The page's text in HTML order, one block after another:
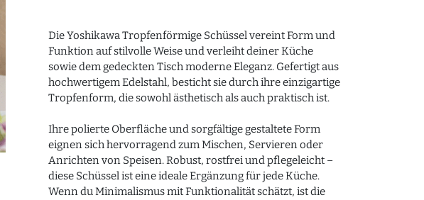
Die Yoshikawa Tropfenförmige Schüssel vereint Form und
Funktion auf stilvolle Weise und verleiht deiner Küche
sowie dem gedeckten Tisch moderne Eleganz. Gefertigt aus
hochwertigem Edelstahl, besticht sie durch ihre einzigartige
Tropfenform, die sowohl ästhetisch als auch praktisch ist.
Ihre polierte Oberfläche und sorgfältige gestaltete Form
eignen sich hervorragend zum Mischen, Servieren oder
Anrichten von Speisen. Robust, rostfrei und pflegeleicht –
diese Schüssel ist eine ideale Ergänzung für jede Küche.
Wenn du Minimalismus mit Funktionalität schätzt, ist die